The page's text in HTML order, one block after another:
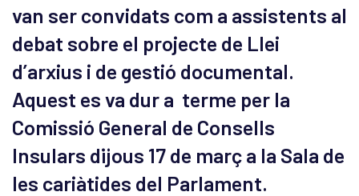
van ser convidats com a assistents al
debat sobre el projecte de Llei
d’arxius i de gestió documental.
Aquest es va dur a terme per la
Comissió General de Consells
Insulars dijous 17 de març a la Sala de
les cariàtides del Parlament.